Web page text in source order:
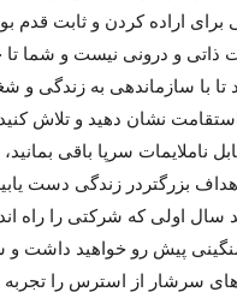
برای اراده کردن و ثابت قدم
ذاتی و درونی نیست و شما تا
تا با سازماندهی به زندگی و
نشان دهید و تلاش کنید
ناملایمات سرپا باقی بمانید،
اهداف بزرگتردر زندگی دست
سال اولی که شرکتی را راه
پیش رو خواهید داشت
سرشار از استرس را تجربه